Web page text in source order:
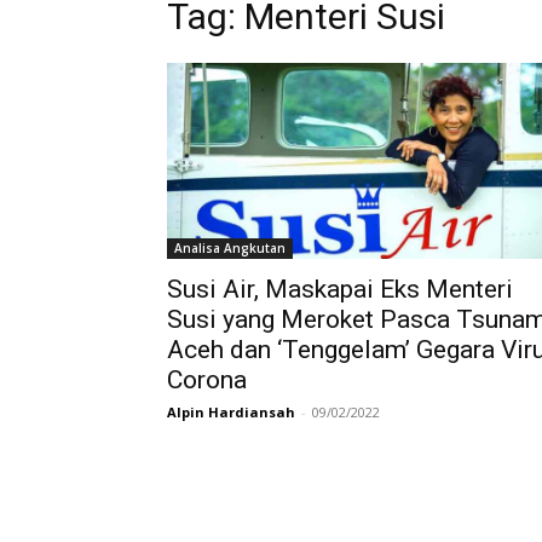
Tag: Menteri Susi
Analisa Angkutan
Susi Air, Maskapai Eks Menteri
Susi yang Meroket Pasca
Aceh dan ‘Tenggelam’ Gegara
Corona
Alpin Hardiansah - 09/02/2022